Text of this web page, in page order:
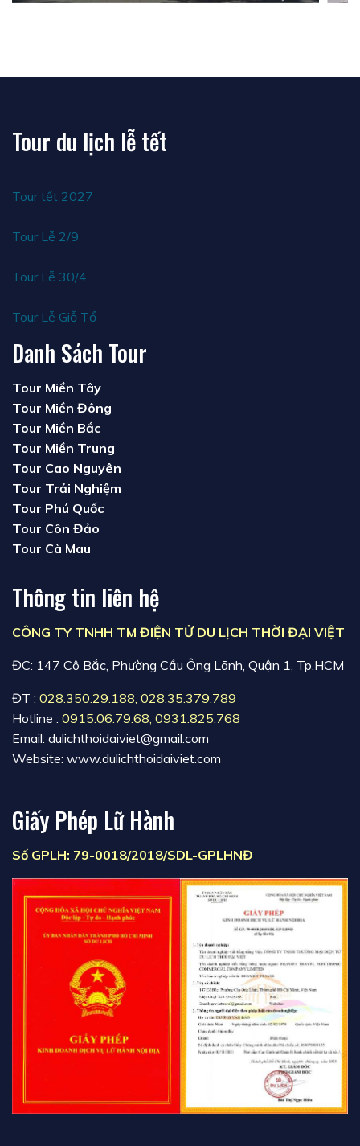
Tour du lịch lễ tết
Tour tết 2027
Tour Lễ 2/9
Tour Lễ 30/4
Tour Lễ Giỗ Tổ
Danh Sách Tour
Tour Miền Tây
Tour Miền Đông
Tour Miền Bắc
Tour Miền Trung
Tour Cao Nguyên
Tour Trải Nghiệm
Tour Phú Quốc
Tour Côn Đảo
Tour Cà Mau
Thông tin liên hệ
CÔNG TY TNHH TM ĐIỆN TỬ DU LỊCH THỜI ĐẠI VIỆT
ĐC: 147 Cô Bắc, Phường Cầu Ông Lãnh, Quận 1, Tp.HCM
ĐT : 028.350.29.188 028.35.379.789
Hotline : 0915.06.79.68 0931.825.768
Email: dulichthoidaiviet@gmail.com
Website: www.dulichthoidaiviet.com
Giấy Phép Lữ Hành
Số GPLH: 79-0018/2018/SDL-GPLHNĐ